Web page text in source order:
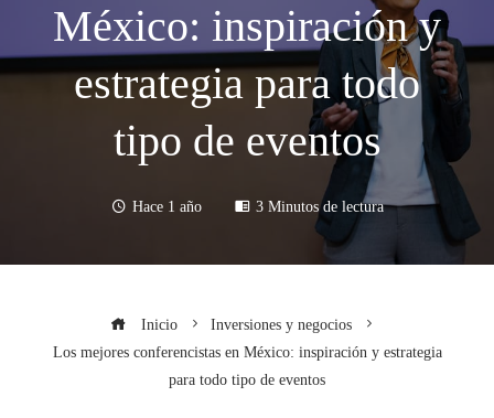
México: inspiración y
estrategia para todo
tipo de eventos
Hace 1 año 3 Minutos de lectura
Inicio
Inversiones y negocios
Los mejores conferencistas en México: inspiración y estrategia
para todo tipo de eventos